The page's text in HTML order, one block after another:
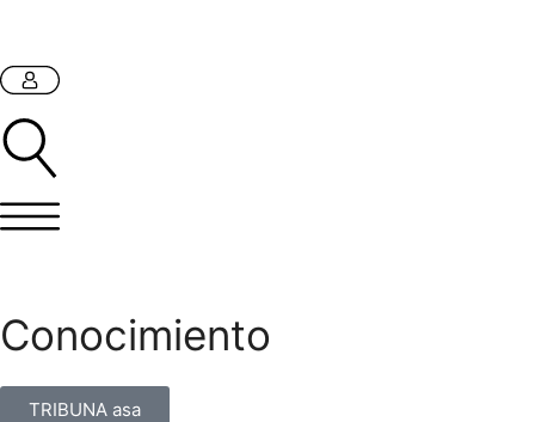
Conocimiento
TRIBUNA asa